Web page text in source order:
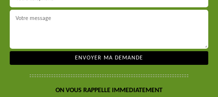
ON VOUS RAPPELLE IMMEDIATEMENT